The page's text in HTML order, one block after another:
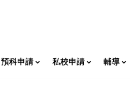
預科申請 私校申請 輔導